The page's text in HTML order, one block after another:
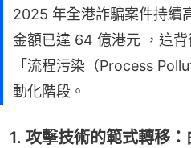
2025 年全港詐騙案件持續
金額已達 64 億港元 ，這
「流程污染（Process
動化階段。
1. 攻擊技術的範式轉移